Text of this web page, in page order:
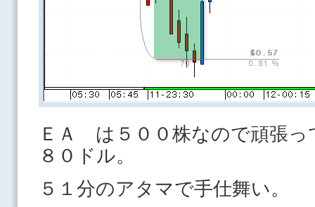
ＥＡ は５００株なので頑張
８０ドル。
５１分のアタマで手仕舞い。